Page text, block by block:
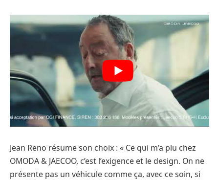
Jean Reno résume son choix : « Ce qui m’a plu chez
OMODA & JAECOO, c’est l’exigence et le design. On ne
présente pas un véhicule comme ça, avec ce soin, si